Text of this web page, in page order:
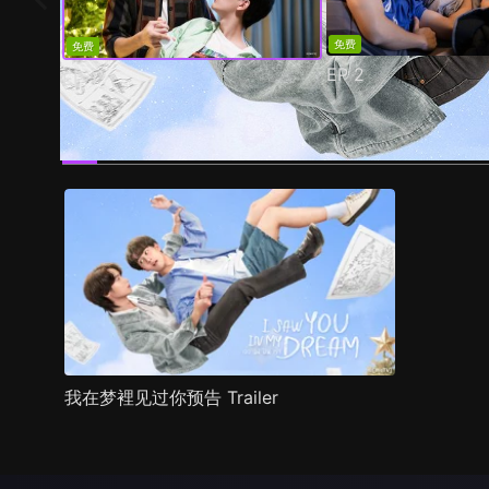
免费
EP1
免费
EP2
剧照 剧情介绍
我在梦裡见过你预告 Trailer